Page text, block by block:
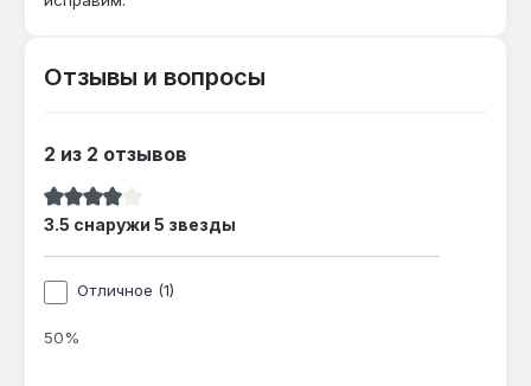
Отзывы и вопросы
2 из 2 отзывов
Средний рейтинг 3.5 из 5 звезд
3.5 снаружи 5 звезды
Отличное (1)
50%